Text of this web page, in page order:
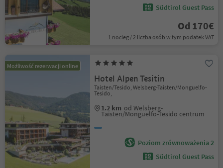
Südtirol Guest Pass
Od 170€
1 nocleg / 2 liczba osób w tym podatek VAT
Możliwość rezerwacji online
Hotel Alpen Tesitin
Taisten/Tesido, Welsberg-Taisten/Monguelfo-
Tesido,
1.2 km od Welsberg-
Taisten/Monguelfo-Tesido centrum
Poziom zrównoważenia 2
Südtirol Guest Pass